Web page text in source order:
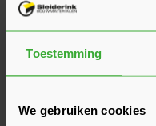
Toestemming
We gebruiken cookies
Sleiderink aan?
Deplanken
van hardhout
Meranti
materiaal voor
afdekken van kieren en